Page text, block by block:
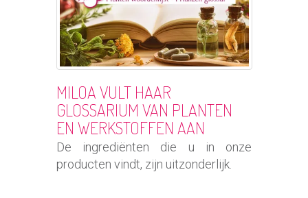
MILOA VULT HAAR
GLOSSARIUM VAN PLANTEN
EN WERKSTOFFEN AAN
De ingrediënten die u in onze
producten vindt, zijn uitzonderlijk.